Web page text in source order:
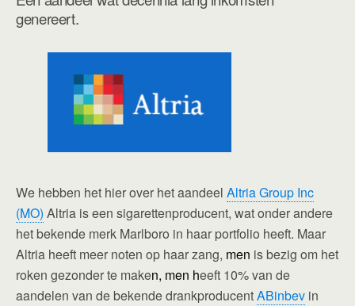
genereert.
We hebben het hier over het aandeel Altria Group Inc
(MO) Altria is een sigarettenproducent, wat onder andere
het bekende merk Marlboro in haar portfolio heeft. Maar
Altria heeft meer noten op haar zang, men is bezig om het
roken gezonder te maken, men heeft 10% van de
aandelen van de bekende drankproducentABinbev in